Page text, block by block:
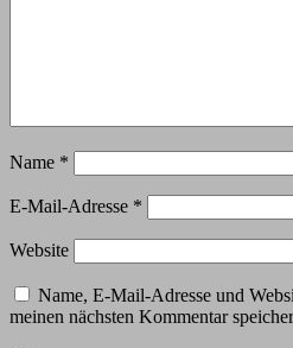
Name *
E-Mail-Adresse *
Website
Name, E-Mail-Adresse und
meinen nächsten Kommentar